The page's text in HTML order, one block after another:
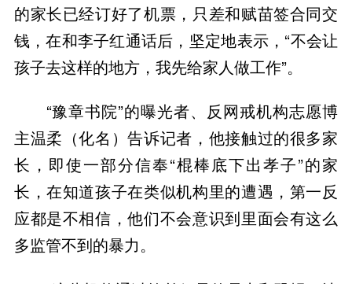
的家长已经订好了机票，只差和赋苗签合同交
钱，在和李子红通话后，坚定地表示，“不会让
孩子去这样的地方，我先给家人做工作”。
“豫章书院”的曝光者、反网戒机构志愿博
主温柔（化名）告诉记者，他接触过的很多家
长，即使一部分信奉“棍棒底下出孝子”的家
长，在知道孩子在类似机构里的遭遇，第一反
应都是不相信，他们不会意识到里面会有这么
多监管不到的暴力。